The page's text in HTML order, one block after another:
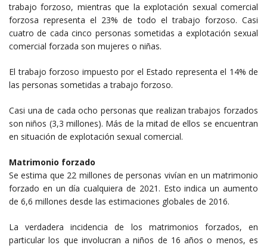
trabajo forzoso, mientras que la explotación sexual comercial
forzosa representa el 23% de todo el trabajo forzoso. Casi
cuatro de cada cinco personas sometidas a explotación sexual
comercial forzada son mujeres o niñas.
El trabajo forzoso impuesto por el Estado representa el 14% de
las personas sometidas a trabajo forzoso.
Casi una de cada ocho personas que realizan trabajos forzados
son niños (3,3 millones). Más de la mitad de ellos se encuentran
en situación de explotación sexual comercial.
Matrimonio forzado
Se estima que 22 millones de personas vivían en un matrimonio
forzado en un día cualquiera de 2021. Esto indica un aumento
de 6,6 millones desde las estimaciones globales de 2016.
La verdadera incidencia de los matrimonios forzados, en
particular los que involucran a niños de 16 años o menos, es